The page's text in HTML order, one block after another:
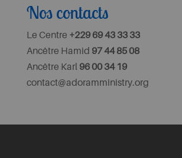
Nos contacts
Le Centre +229 69 43 33 33
Ancêtre Hamid 97 44 85 08
Ancêtre Karl 96 00 34 19
contact@adoramministry.org